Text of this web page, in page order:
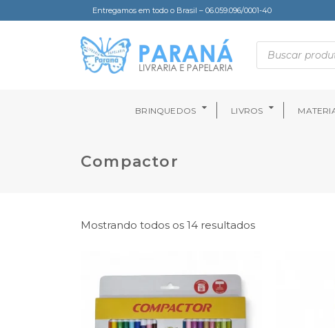
Entregamos em todo o Brasil – 06.059.096/0001-40
BRINQUEDOS LIVROS
Compactor
Mostrando todos os 14 resultados